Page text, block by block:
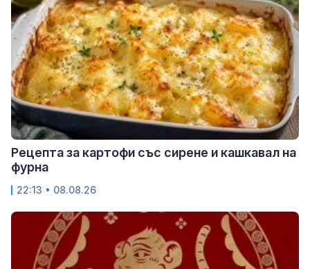
Рецепта за картофи със сирене и кашкавал на
фурна
22:13 • 08.08.26